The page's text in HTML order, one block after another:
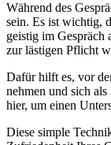
Während des
sein. Es ist wichtig,
geistig im Gespräch
zur lästigen Pflicht
Dafür hilft es, vor
nehmen und sich
hier, um einen
Diese simple